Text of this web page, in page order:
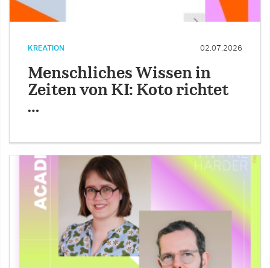
KREATION 02.07.2026
Menschliches Wissen in
Zeiten von KI: Koto richtet
…